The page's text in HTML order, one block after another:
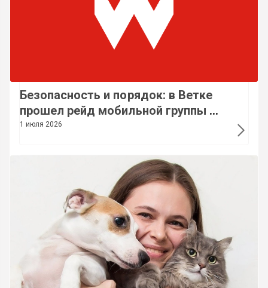
Безопасность и порядок: в Ветке
прошел рейд мобильной группы и
заседание комиссии по охране
1 июля 2026